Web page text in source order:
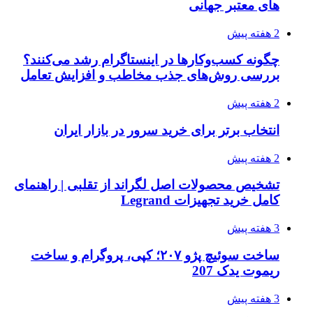
های معتبر جهانی
2 هفته پیش
چگونه کسب‌وکارها در اینستاگرام رشد می‌کنند؟
بررسی روش‌های جذب مخاطب و افزایش تعامل
2 هفته پیش
انتخاب برتر برای خرید سرور در بازار ایران
2 هفته پیش
تشخیص محصولات اصل لگراند از تقلبی | راهنمای
کامل خرید تجهیزات Legrand
3 هفته پیش
ساخت سوئیچ پژو ۲۰۷؛ کپی، پروگرام و ساخت
ریموت یدک 207
3 هفته پیش